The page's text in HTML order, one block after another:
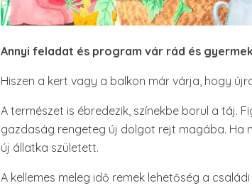
Annyi feladat és program vár rád és
Hiszen a kert vagy a balkon már várja, hogy
A természet is ébredezik, színekbe borul a táj.
gazdaság rengeteg új dolgot rejt magába. Ha
új állatka született.
A kellemes meleg idő remek lehetőség a